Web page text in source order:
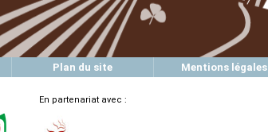
Plan du site Mentions légales
En partenariat avec :